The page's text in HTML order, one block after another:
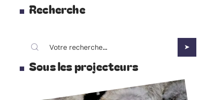
Recherche
Sous les projecteurs